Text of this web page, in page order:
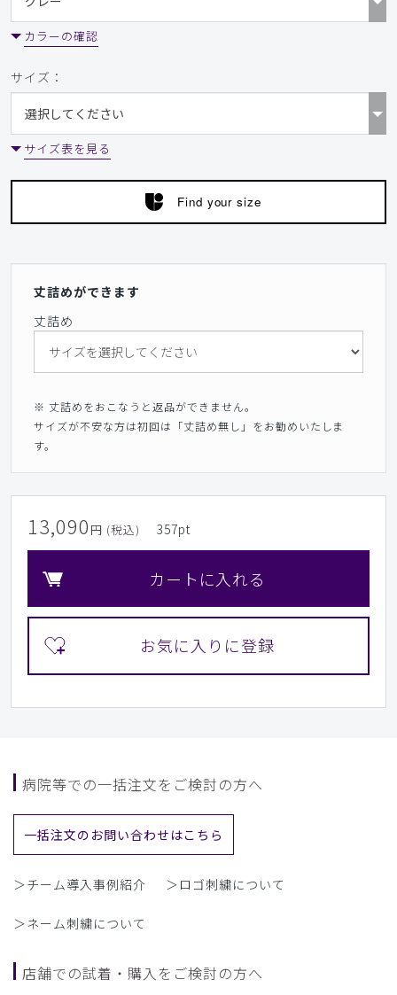
カラーの確認
サイズ：
サイズ表を見る
Find your size
丈詰めができます
丈詰め
※ 丈詰めをおこなうと返品ができません。
サイズが不安な方は初回は「丈詰め無し」をお勧めいたしま
す。
13,090 円 (税込) 357pt
カートに入れる
病院等での一括注文をご検討の方へ
一括注文のお問い合わせはこちら
＞チーム導入事例紹介 ＞ロゴ刺繍について
＞ネーム刺繍について
店舗での試着・購入をご検討の方へ